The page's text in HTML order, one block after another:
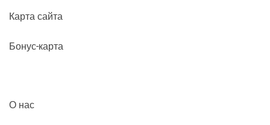
Карта сайта
Бонус-карта
О нас